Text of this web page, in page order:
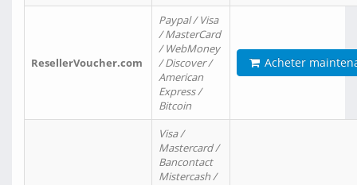
ResellerVoucher.com
Paypal / Visa
/ MasterCard
/ WebMoney
/ Discover /
American
Express /
Bitcoin
Acheter
Visa /
Mastercard /
Bancontact
Mistercash /